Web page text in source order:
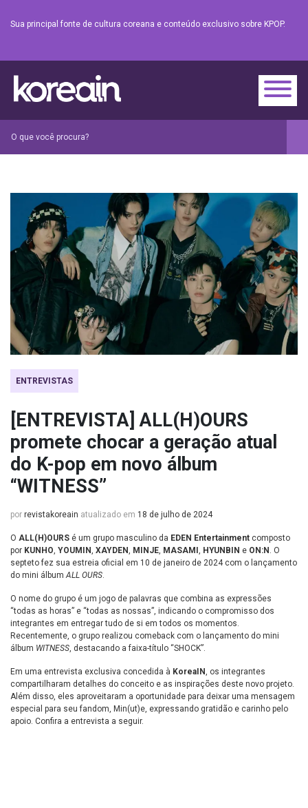
Sua principal fonte de cultura coreana e conteúdo exclusivo sobre KPOP.
ENTREVISTAS
[ENTREVISTA] ALL(H)OURS
promete chocar a geração atual
do K-pop em novo álbum
“WITNESS”
por revistakoreain atualizado em 18 de julho de 2024
O ALL(H)OURS é um grupo masculino da EDEN Entertainment composto
por KUNHO, YOUMIN, XAYDEN, MINJE, MASAMI , HYUNBIN e ON:N . O
septeto fez sua estreia oficial em 10 de janeiro de 2024 com o lançamento
do mini álbumALL OURS.
O nome do grupo é um jogo de palavras que combina as expressões
“todas as horas” e “todas as nossas”, indicando o compromisso dos
integrantes em entregar tudo de si em todos os momentos.
Recentemente, o grupo realizou comeback com o lançamento do mini
álbum WITNESS, destacando a faixa-título “SHOCK”.
Em uma entrevista exclusiva concedida à KoreaIN, os integrantes
compartilharam detalhes do conceito e as inspirações deste novo projeto.
Além disso, eles aproveitaram a oportunidade para deixar uma mensagem
especial para seu fandom, Min(ut)e, expressando gratidão e carinho pelo
apoio. Confira a entrevista a seguir.